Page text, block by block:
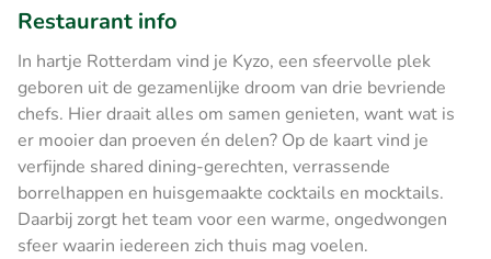
Restaurant info
In hartje Rotterdam vind je Kyzo, een sfeervolle plek
geboren uit de gezamenlijke droom van drie bevriende
chefs. Hier draait alles om samen genieten, want wat is
er mooier dan proeven én delen? Op de kaart vind je
verfijnde shared dining-gerechten, verrassende
borrelhappen en huisgemaakte cocktails en mocktails.
Daarbij zorgt het team voor een warme, ongedwongen
sfeer waarin iedereen zich thuis mag voelen.